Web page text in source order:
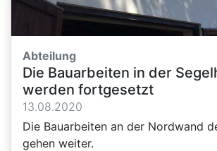
Abteilung
Die Bauarbeiten in der
werden fortgesetzt
13.08.2020
Die Bauarbeiten an der Nordwand
gehen weiter.